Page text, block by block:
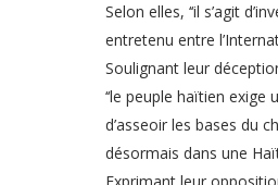
Selon elles, ‘‘il s’agit
entretenu entre
Soulignant leur
‘‘le peuple haïtien
d’asseoir les bases du
désormais dans une